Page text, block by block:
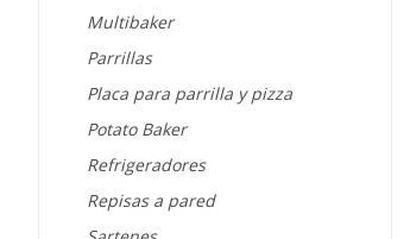
Multibaker
Parrillas
Placa para parrilla y pizza
Potato Baker
Refrigeradores
Repisas a pared